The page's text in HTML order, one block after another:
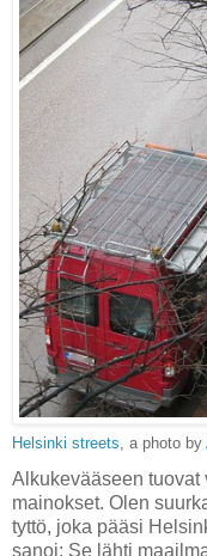
Helsinki streets , a photo by
Alkukevääseen tuovat
mainokset. Olen
tyttö, joka pääsi
sanoi: Se lähti